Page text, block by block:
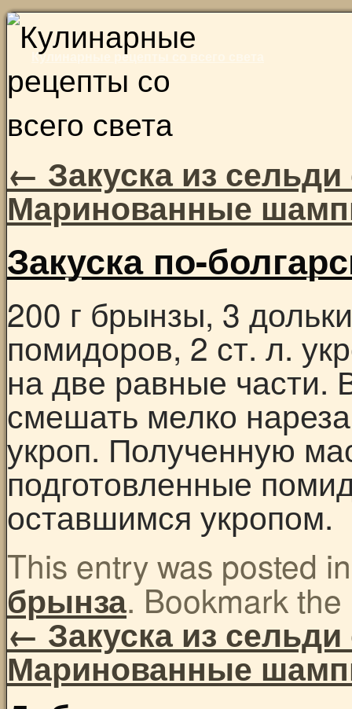
Кулинарные рецепты со всего света
Skip
content
← Закуска из
Маринованные
Закуска по-
200 г брынзы, 3
помидоров, 2 ст. л.
на две равные части.
смешать мелко
укроп. Полученную
подготовленные
оставшимся укропом.
This entry was posted
брынза. Bookmark the
←Закуска из
Маринованные